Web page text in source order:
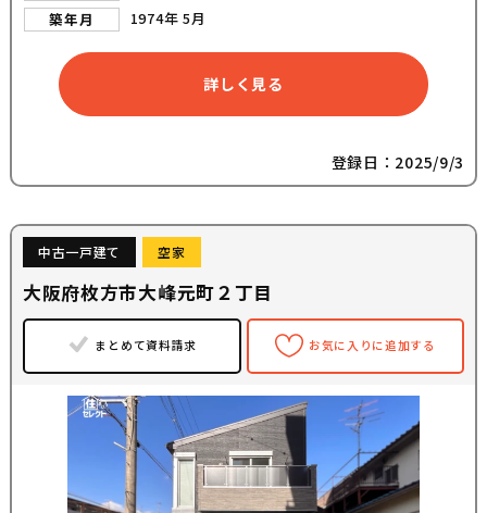
築年月
1974年 5月
詳しく見る
登録日：2025/9/3
中古一戸建て 空家
大阪府枚方市大峰元町２丁目
まとめて資料請求 お気に入りに追加する